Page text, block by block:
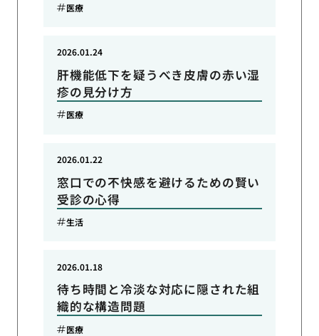
医療
肝機能低下を疑うべき皮膚の赤い湿
疹の見分け方
2026.01.24
医療
窓口での不快感を避けるための賢い
受診の心得
2026.01.22
生活
待ち時間と冷淡な対応に隠された組
織的な構造問題
2026.01.18
医療